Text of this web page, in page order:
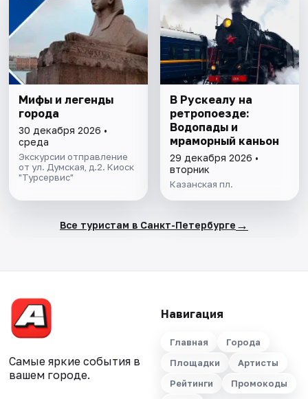
Мифы и легенды
города
30 декабря 2026 •
среда
Экскурсии отправление
от ул. Думская, д.2. Киоск
"Турсервис"
В Рускеалу на
ретропоезде:
Водопады и
мраморный каньон
29 декабря 2026 •
вторник
Казанская пл.
Все туристам в Санкт-Петербурге →
Самые яркие события в
вашем городе.
Навигация
Главная
Города
Площадки
Артисты
Рейтинги
Промокоды